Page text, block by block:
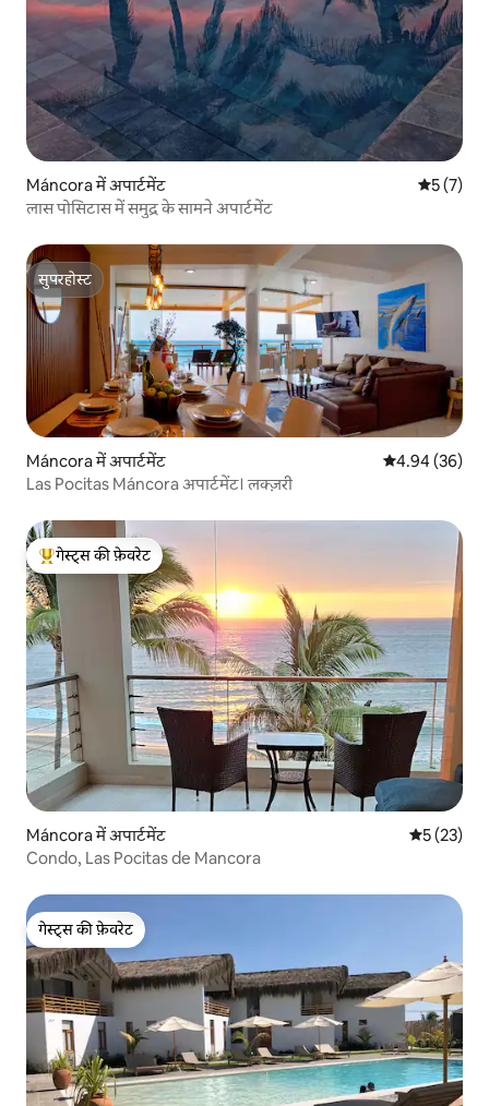
Máncora में अपार्टमेंट औसत रेटिंग
5 (7)
लास पोसिटास में समुद्र के सामने अपार्टमेंट
सुपरहोस्ट
सुपरहोस्ट
Máncora में अपार्टमेंट औसत रेटिंग 5 में
4.94 (36)
Las Pocitas Máncora अपार्टमेंट। लक्ज़री
गेस्ट्स का टॉप फ़ेवरेट
गेस्ट्स की फ़ेवरेट
Máncora में अपार्टमेंट औसत रेटिंग
5 (23)
Condo, Las Pocitas de Mancora
गेस्ट्स की फ़ेवरेट
गेस्ट्स की फ़ेवरेट